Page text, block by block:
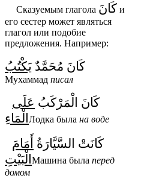
Сказуемым глагола كَانَ и
его сестер может являться
глагол или подобие
предложения. Например:
كَانَ مُحَمَّدٌيَكْتُبُ
Мухаммад писал
كَانَ الْمَرْكَبُ عَلَى
الْمَاءِ Лодка была на воде
كَانَتْ السَّيَّارَةُ أَمَامَ
الْبَيْتِ Машина была перед
домом